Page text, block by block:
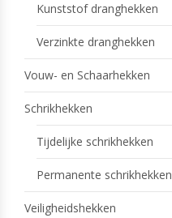
Kunststof dranghekken
Verzinkte dranghekken
Vouw- en Schaarhekken
Schrikhekken
Tijdelijke schrikhekken
Permanente schrikhekken
Veiligheidshekken